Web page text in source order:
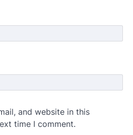
and website in this
time I comment.